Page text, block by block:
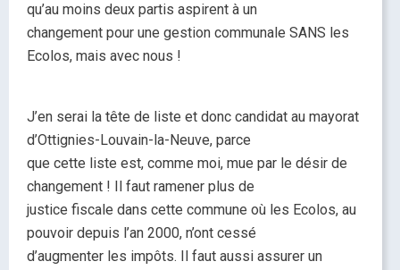
qu’au moins deux partis aspirent à un
changement pour une gestion communale SANS les
Ecolos, mais avec nous !
J’en serai la tête de liste et donc candidat au mayorat
d’Ottignies-Louvain-la-Neuve, parce
que cette liste est, comme moi, mue par le désir de
changement ! Il faut ramener plus de
justice fiscale dans cette commune où les Ecolos, au
pouvoir depuis l’an 2000, n’ont cessé
d’augmenter les impôts. Il faut aussi assurer un